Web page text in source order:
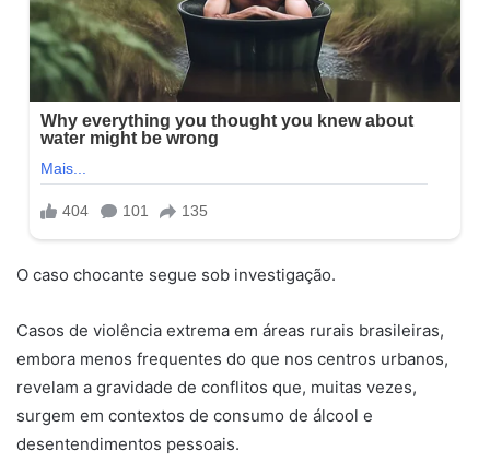
O caso chocante segue sob investigação.
Casos de violência extrema em áreas rurais brasileiras,
embora menos frequentes do que nos centros urbanos,
revelam a gravidade de conflitos que, muitas vezes,
surgem em contextos de consumo de álcool e
desentendimentos pessoais.